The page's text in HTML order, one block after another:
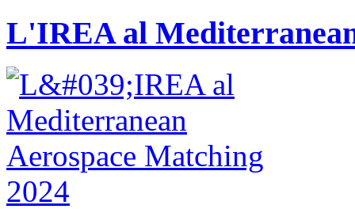
L'IREA al